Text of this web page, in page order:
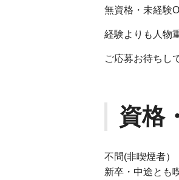
無資格・未経験
経験よりも人物
ご応募お待ちし
資格
不問(非喫煙者）
新卒・中途とも